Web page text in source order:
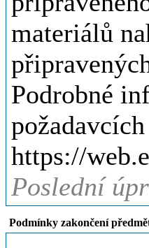
materiálů
Podrobné
https://
Poslední
Podmínky zakončení